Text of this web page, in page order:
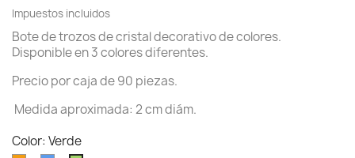
Impuestos incluidos
Bote de trozos de cristal decorativo de colores.
Disponible en 3 colores diferentes.
Precio por caja de 90 piezas.
Medida aproximada: 2 cm diám.
Color: Verde